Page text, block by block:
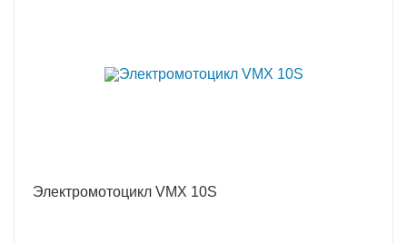
Электромотоцикл VMX 10S